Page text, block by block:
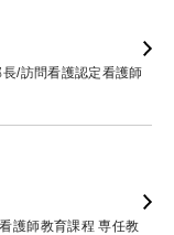
/訪問看護認定看護師
護師教育課程 専任教